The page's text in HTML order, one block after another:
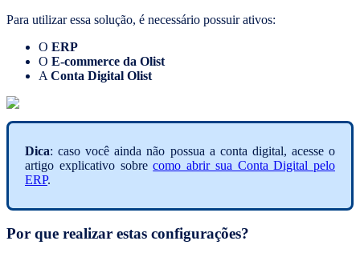
Para utilizar essa solução, é necessário possuir ativos:
O ERP
O E-commerce da Olist
A Conta Digital Olist
Dica: caso você ainda não possua a conta digital, acesse o
artigo explicativo sobrecomo abrir sua Conta Digital pelo
ERP.
Por que realizar estas configurações?